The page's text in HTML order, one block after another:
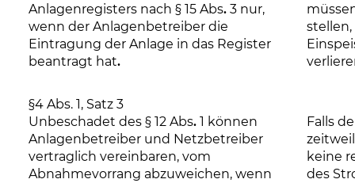
Anlagenregisters nach § 15 Abs. 3 nur,
wenn der Anlagenbetreiber die
Eintragung der Anlage in das Register
beantragt hat.
§4 Abs. 1, Satz 3
Unbeschadet des § 12 Abs. 1 können
Anlagenbetreiber und Netzbetreiber
vertraglich vereinbaren, vom
Abnahmevorrang abzuweichen, wenn
Falls
keine
des